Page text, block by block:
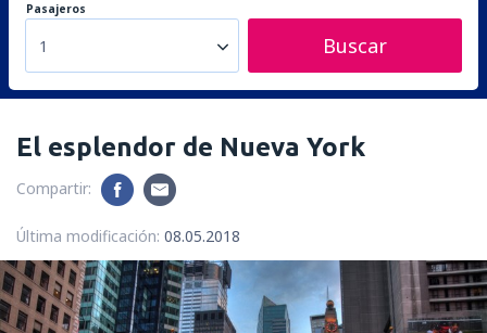
Pasajeros
1 Buscar
El esplendor de Nueva York
Compartir:
Última modificación: 08.05.2018